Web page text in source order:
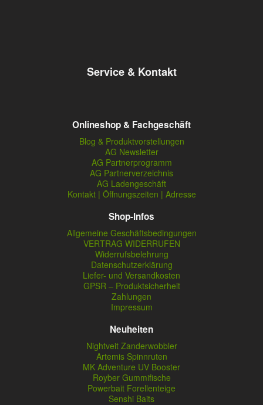
Service & Kontakt
Onlineshop & Fachgeschäft
Blog & Produktvorstellungen
AG Newsletter
AG Partnerprogramm
AG Partnerverzeichnis
AG Ladengeschäft
Kontakt | Öffnungszeiten | Adresse
Shop-Infos
Allgemeine Geschäftsbedingungen
VERTRAG WIDERRUFEN
Widerrufsbelehrung
Datenschutzerklärung
Liefer- und Versandkosten
GPSR – Produktsicherheit
Zahlungen
Impressum
Neuheiten
Nightveit Zanderwobbler
Artemis Spinnruten
MK Adventure UV Booster
Royber Gummifische
Powerbait Forellenteige
Senshi Baits